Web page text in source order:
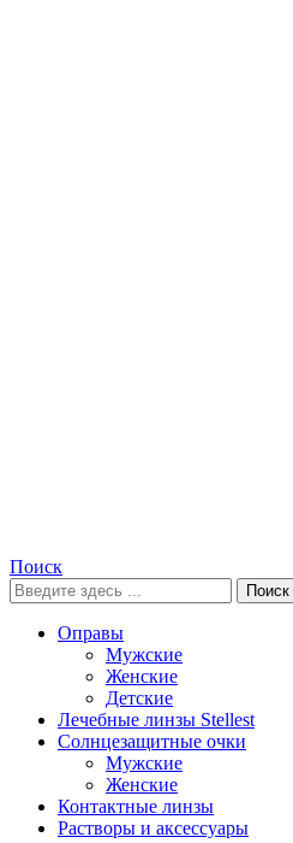
Поиск
Поиск
Оправы
Мужские
Женские
Детские
Лечебные линзы Stellest
Солнцезащитные очки
Мужские
Женские
Контактные линзы
Растворы и аксессуары